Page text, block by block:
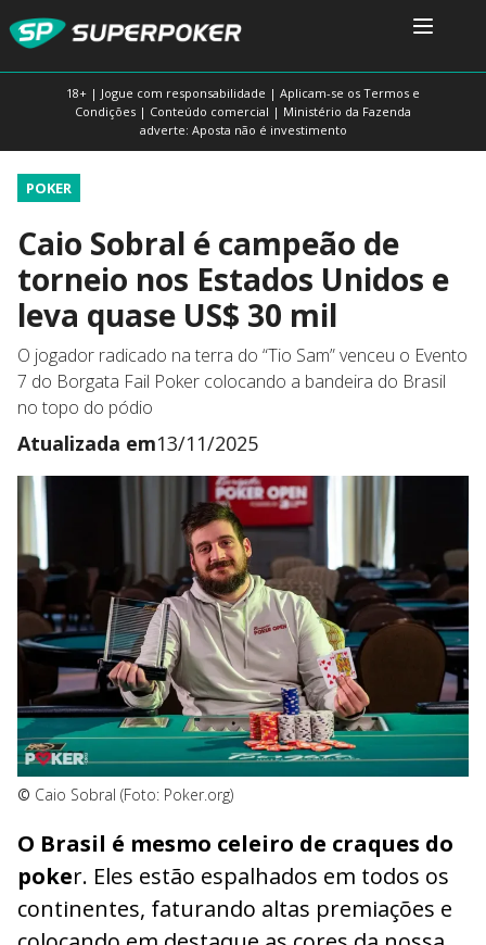
18+ | Jogue com responsabilidade | Aplicam-se os Termos e
Condições | Conteúdo comercial | Ministério da Fazenda
adverte: Aposta não é investimento
POKER
Caio Sobral é campeão de
torneio nos Estados Unidos e
leva quase US$ 30 mil
O jogador radicado na terra do “Tio Sam” venceu o Evento
7 do Borgata Fail Poker colocando a bandeira do Brasil
no topo do pódio
Atualizada em13/11/2025
© Caio Sobral (Foto: Poker.org)
O Brasil é mesmo celeiro de craques do
poker. Eles estão espalhados em todos os
continentes, faturando altas premiações e